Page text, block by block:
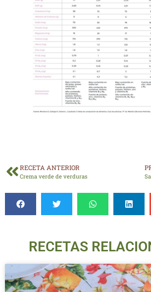
RECETA ANTERIOR
Crema verde de verduras
RECETAS